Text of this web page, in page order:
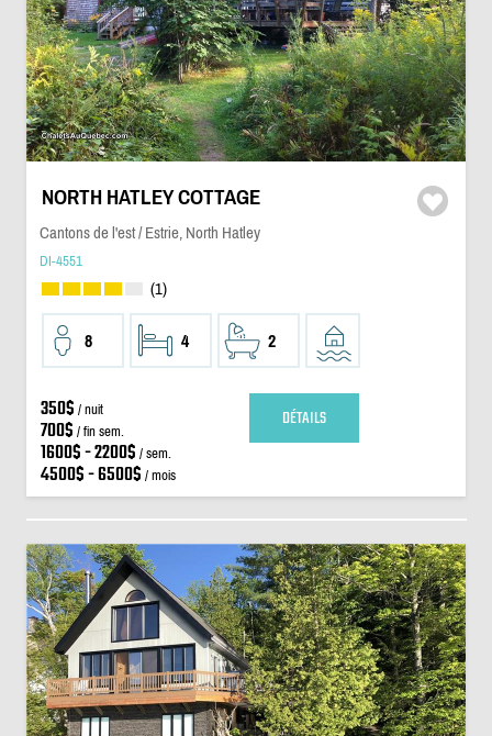
NORTH HATLEY COTTAGE
Cantons de l'est / Estrie, North Hatley
DI-4551
(1)
8 4 2
350$ / nuit
700$ / fin sem.
1600$ - 2200$ / sem.
4500$ - 6500$ / mois
DÉTAILS